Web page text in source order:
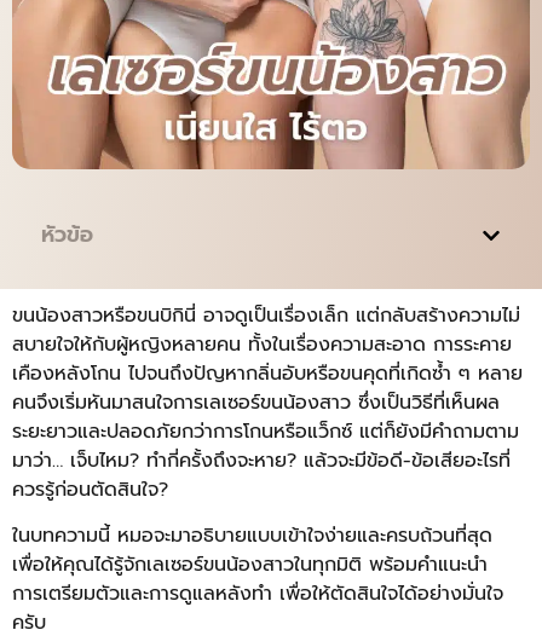
หัวข้อ
ขนน้องสาวหรือขนบิกินี่ อาจดูเป็นเรื่องเล็ก แต่กลับสร้างความไม่
สบายใจให้กับผู้หญิงหลายคน ทั้งในเรื่องความสะอาด การระคาย
เคืองหลังโกน ไปจนถึงปัญหากลิ่นอับหรือขนคุดที่เกิดซ้ำ ๆ หลาย
คนจึงเริ่มหันมาสนใจการเลเซอร์ขนน้องสาว ซึ่งเป็นวิธีที่เห็นผล
ระยะยาวและปลอดภัยกว่าการโกนหรือแว็กซ์ แต่ก็ยังมีคำถามตาม
มาว่า… เจ็บไหม? ทำกี่ครั้งถึงจะหาย? แล้วจะมีข้อดี-ข้อเสียอะไรที่
ควรรู้ก่อนตัดสินใจ?
ในบทความนี้ หมอจะมาอธิบายแบบเข้าใจง่ายและครบถ้วนที่สุด
เพื่อให้คุณได้รู้จักเลเซอร์ขนน้องสาวในทุกมิติ พร้อมคำแนะนำ
การเตรียมตัวและการดูแลหลังทำ เพื่อให้ตัดสินใจได้อย่างมั่นใจ
ครับ